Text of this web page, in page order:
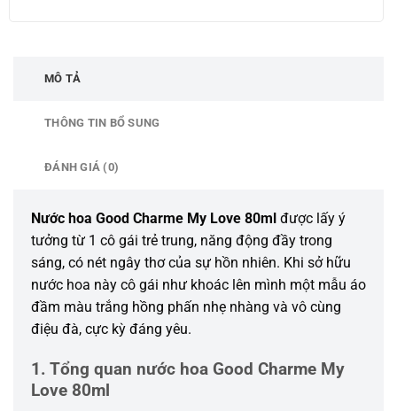
MÔ TẢ
THÔNG TIN BỔ SUNG
ĐÁNH GIÁ (0)
Nước hoa Good Charme My Love 80ml được lấy ý
tưởng từ 1 cô gái trẻ trung, năng động đầy trong
sáng, có nét ngây thơ của sự hồn nhiên. Khi sở hữu
nước hoa này cô gái như khoác lên mình một mẫu áo
đầm màu trắng hồng phấn nhẹ nhàng và vô cùng
điệu đà, cực kỳ đáng yêu.
1. Tổng quan nước hoa Good Charme My
Love 80ml